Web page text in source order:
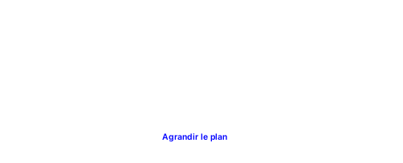
Agrandir le plan